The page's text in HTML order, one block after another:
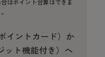
イントカード）か
ット機能付き）へ